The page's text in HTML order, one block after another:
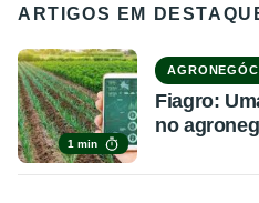
ARTIGOS EM
1 min
Fiagro:
no